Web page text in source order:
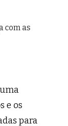
com as
e os
para